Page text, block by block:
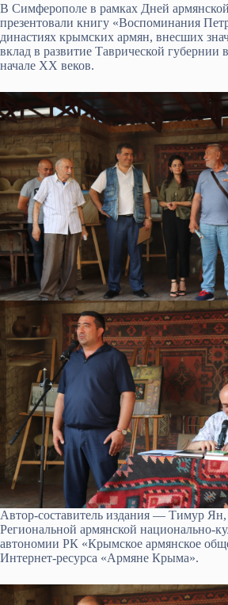
В Симферополе в рамках Дней
презентовали книгу «Воспоминания
династиях крымских армян, внесших
вклад в развитие Таврической губернии
начале XX веков.
Автор-составитель издания — Тимур
Региональной армянской национально-
автономии РК «Крымское армянское
Интернет-ресурса «Армяне Крыма».